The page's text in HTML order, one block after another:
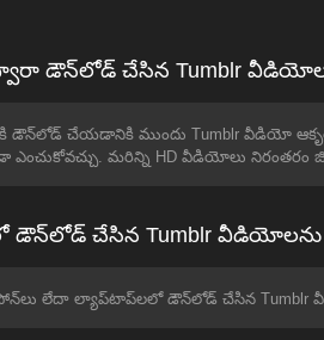
ద్వారా డౌన్‌లోడ్ చేసిన Tumblr
డౌన్‌లోడ్ చేయడానికి ముందు Tumblr వీడియో
ఎంచుకోవచ్చు. మరిన్ని HD వీడియోలు నిరంతరం
డౌన్‌లోడ్ చేసిన Tumblr
లేదా ల్యాప్‌టాప్‌లలో డౌన్‌లోడ్ చేసిన Tumblr